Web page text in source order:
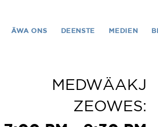
ÄWA ONS DEENSTE MEDIEN
MEDWÄAKJ
ZEOWES: